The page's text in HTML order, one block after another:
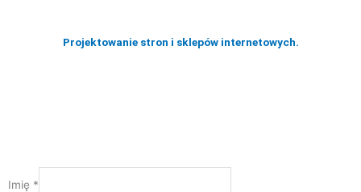
Projektowanie stron i sklepów internetowych.
Imię *